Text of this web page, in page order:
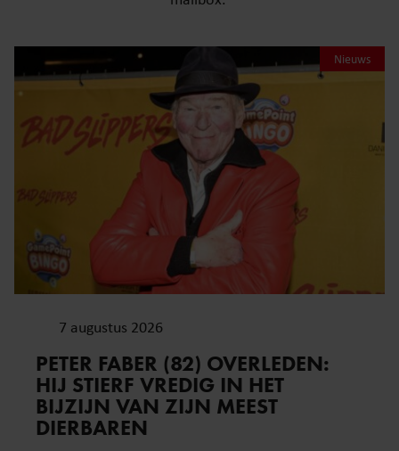
Nieuws
7 augustus 2026
PETER FABER (82) OVERLEDEN:
HIJ STIERF VREDIG IN HET
BIJZIJN VAN ZIJN MEEST
DIERBAREN